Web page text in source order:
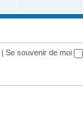
Se souvenir de moi